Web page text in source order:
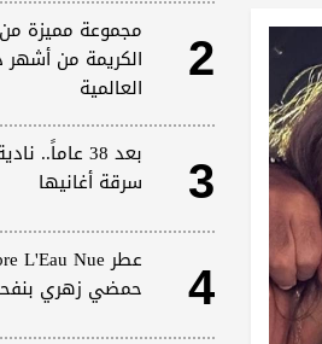
2
مجموعة مميزة من
الكريمة من أشهر
العالمية
3
بعد 38
سرقة أغانيها
4
حمضي زهري